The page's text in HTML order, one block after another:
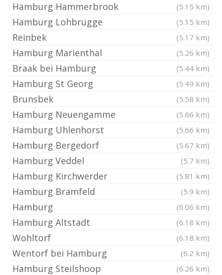
Hamburg Hammerbrook (5.15 km)
Hamburg Lohbrügge (5.15 km)
Reinbek (5.17 km)
Hamburg Marienthal (5.26 km)
Braak bei Hamburg (5.44 km)
Hamburg St Georg (5.49 km)
Brunsbek (5.58 km)
Hamburg Neuengamme (5.66 km)
Hamburg Uhlenhorst (5.66 km)
Hamburg Bergedorf (5.67 km)
Hamburg Veddel (5.7 km)
Hamburg Kirchwerder (5.81 km)
Hamburg Bramfeld (5.9 km)
Hamburg (6.06 km)
Hamburg Altstadt (6.18 km)
Wohltorf (6.18 km)
Wentorf bei Hamburg (6.2 km)
Hamburg Steilshoop (6.26 km)